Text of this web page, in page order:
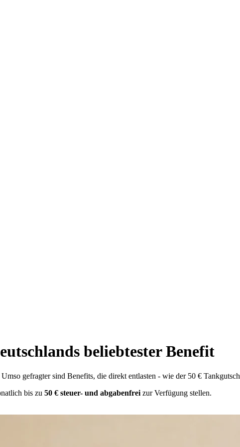
beliebtester Benefit
gefragter sind Benefits, die direkt entlasten - wie der 50 €
bis zu 50 € steuer- und abgabenfrei zur Verfügung stellen.